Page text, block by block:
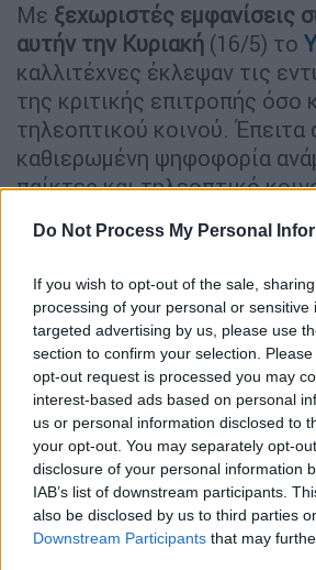
Do Not Process My Personal
If you wish to opt-out of the sale,
processing of your personal or sensitive
targeted advertising by us, please use
section to confirm your selection.
opt-out request is processed you may
interest-based ads based on personal
us or personal information disclosed to
your opt-out. You may separately opt-
disclosure of your personal information
IAB’s list of downstream participants.
also be disclosed by us to third parties
Downstream Participants that may
Με ξεχωριστές εμφανίσεις
αυτήν την Κυριακή (16/5) το
καλλιτέχνες έκλεψαν τις
της κριτικής επιτροπής όσο
τηλεοπτικού κοινού. Έπειτα
καθιερωμένη ψηφοφορία
παίκτες και τηλεοπτικό
Στρατής , οοποίος
Κουασιμόδο.
Lara Fabian και
ήταν άλλες δύο
ξεχώρισαν.
Μια από τις εμφανίσεις τις
ξεχώρισε ήταν αυτή της
νεαρή τραγουδίστρια
μεταμορφώθηκε σε Lara
Fabianερμηνεύοντας το
malade» και καθήλωσε τους
συμπαίκτες της, αλλά και τη